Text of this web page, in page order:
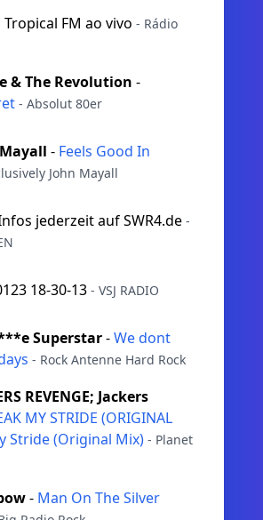
Tropical FM ao vivo - Rádio
& The Revolution -
- Absolut 80er
- Feels Good In
John Mayall
jederzeit auf SWR4.de -
18-30-13 - VSJ RADIO
Superstar-We dont
- Rock Antenne Hard Rock
REVENGE; Jackers
MY STRIDE (ORIGINAL
Stride (Original Mix) - Planet
- Man On The Silver